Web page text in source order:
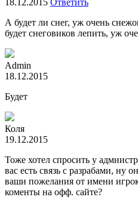
18.12.2015 Ответить
А будет ли снег, уж очень
будет снеговиков лепить, уж
Admin
18.12.2015
Будет
Коля
19.12.2015
Тоже хотел спросить у
вас есть связь с разрабами, ну
ваши пожелания от имени
коменты на офф. сайте?